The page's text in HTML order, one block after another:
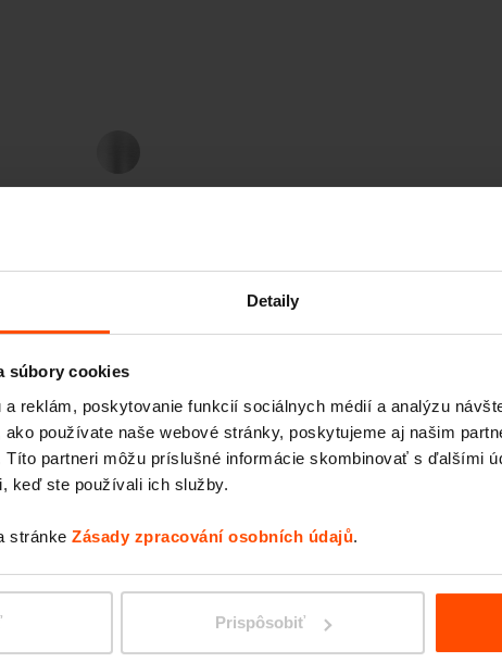
Detaily
súbory cookies
a reklám, poskytovanie funkcií sociálnych médií a analýzu
používate naše webové stránky, poskytujeme aj našim
Títo partneri môžu príslušné informácie skombinovať s ďalšími
keď ste používali ich služby.
stránke Zásady zpracování osobních údajů.
Prispôsobiť
Zavlažovací systém
Parametry
24 l